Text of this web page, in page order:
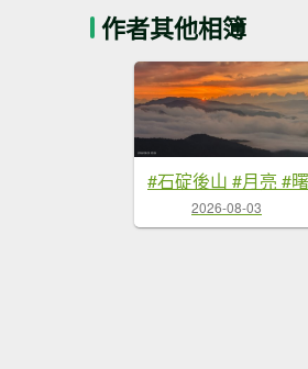
作者其他相簿
2026-08-03